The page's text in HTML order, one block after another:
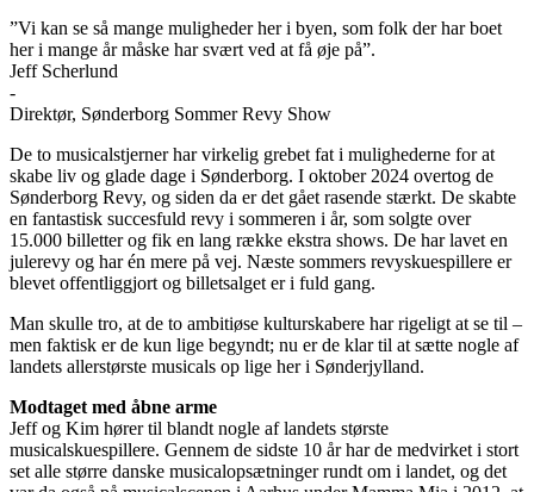
”Vi kan se så mange muligheder her i byen, som folk der har boet
her i mange år måske har svært ved at få øje på”.
Jeff Scherlund
-
Direktør, Sønderborg Sommer Revy Show
De to musicalstjerner har virkelig grebet fat i mulighederne for at
skabe liv og glade dage i Sønderborg. I oktober 2024 overtog de
Sønderborg Revy, og siden da er det gået rasende stærkt. De skabte
en fantastisk succesfuld revy i sommeren i år, som solgte over
15.000 billetter og fik en lang række ekstra shows. De har lavet en
julerevy og har én mere på vej. Næste sommers revyskuespillere er
blevet offentliggjort og billetsalget er i fuld gang.
Man skulle tro, at de to ambitiøse kulturskabere har rigeligt at se til –
men faktisk er de kun lige begyndt; nu er de klar til at sætte nogle af
landets allerstørste musicals op lige her i Sønderjylland.
Modtaget med åbne arme
Jeff og Kim hører til blandt nogle af landets største
musicalskuespillere. Gennem de sidste 10 år har de medvirket i stort
set alle større danske musicalopsætninger rundt om i landet, og det